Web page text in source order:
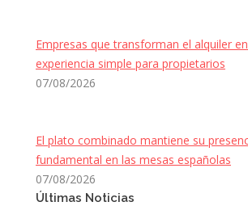
Empresas que transforman el alquiler
experiencia simple para propietarios
07/08/2026
El plato combinado mantiene su
fundamental en las mesas españolas
07/08/2026
Últimas Noticias